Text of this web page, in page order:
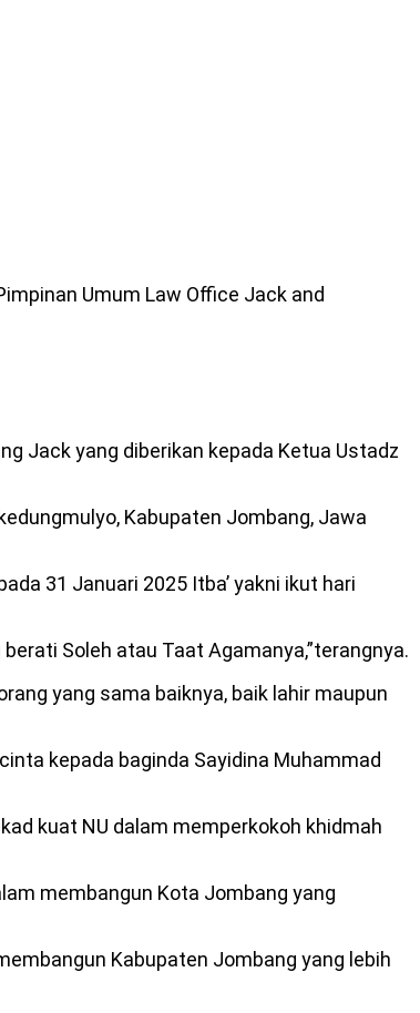
Umum Law Office Jack and
Jack yang diberikan kepada Ketua Ustadz
Kabupaten Jombang, Jawa
31 Januari 2025 Itba’ yakni ikut hari
Soleh atau Taat Agamanya,”terangnya.
yang sama baiknya, baik lahir maupun
kepada baginda Sayidina Muhammad
kuat NU dalam memperkokoh khidmah
membangun Kota Jombang yang
Kabupaten Jombang yang lebih